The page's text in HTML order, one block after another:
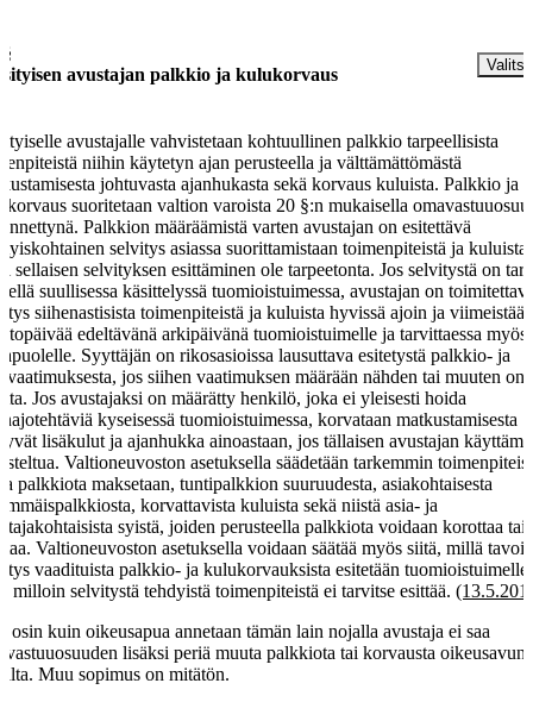
avustajan palkkio ja kulukorvaus
avustajalle vahvistetaan kohtuullinen palkkio tarpeellisista
niihin käytetyn ajan perusteella ja välttämättömästä
johtuvasta ajanhukasta sekä korvaus kuluista. Palkkio ja
suoritetaan valtion varoista 20 §:n mukaisella
Palkkion määräämistä varten avustajan on esitettävä
selvitys asiassa suorittamistaan toimenpiteistä ja
sellaisen selvityksen esittäminen ole tarpeetonta. Jos selvitystä on
suullisessa käsittelyssä tuomioistuimessa, avustajan on
siihenastisista toimenpiteistä ja kuluista hyvissä ajoin ja
edeltävänä arkipäivänä tuomioistuimelle ja tarvittaessa myös
Syyttäjän on rikosasioissa lausuttava esitetystä palkkio- ja
jos siihen vaatimuksen määrään nähden tai muuten on
Jos avustajaksi on määrätty henkilö, joka ei yleisesti hoida
kyseisessä tuomioistuimessa, korvataan matkustamisesta
lisäkulut ja ajanhukka ainoastaan, jos tällaisen avustajan
Valtioneuvoston asetuksella säädetään tarkemmin
palkkiota maksetaan, tuntipalkkion suuruudesta, asiakohtaisesta
korvattavista kuluista sekä niistä asia- ja
syistä, joiden perusteella palkkiota voidaan korottaa tai
Valtioneuvoston asetuksella voidaan säätää myös siitä, millä
vaadituista palkkio- ja kulukorvauksista esitetään
milloin selvitystä tehdyistä toimenpiteistä ei tarvitse esittää.
osin kuin oikeusapua annetaan tämän lain nojalla avustaja ei saa
lisäksi periä muuta palkkiota tai korvausta oikeusavun
Muu sopimus on mitätön.